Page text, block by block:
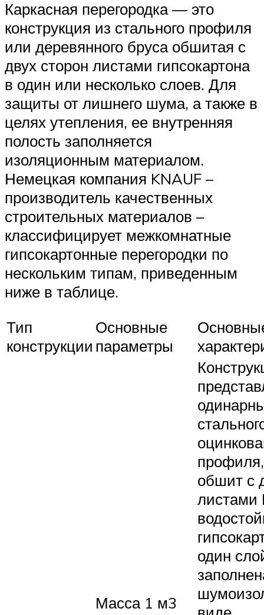
Каркасная перегородка — это
конструкция из стального профиля
или деревянного бруса обшитая с
двух сторон листами гипсокартона
в один или несколько слоев. Для
защиты от лишнего шума, а также в
целях утепления, ее внутренняя
полость заполняется
изоляционным материалом.
Немецкая компания KNAUF –
производитель качественных
строительных материалов –
классифицирует межкомнатные
гипсокартонные перегородки по
нескольким типам, приведенным
ниже в таблице.
Тип
конструкции
Основные
параметры
Масса 1 м3
обшит с
один